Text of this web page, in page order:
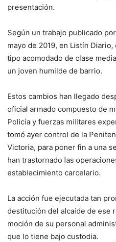
presentación.
Según un trabajo publi­cado
mayo de 2019, en Listín Diario,
tipo acomodado de clase
un joven hu­milde de barrio.
Estos cambios han lle­gado
oficial armado compuesto de
Policía y fuer­zas militares
tomó ayer control de la
Victoria, pa­ra poner fin a una
han trastornado las
establecimiento carcelario.
La acción fue ejecutada tan
destitución del alcaide de ese
moción de su personal
que lo tiene bajo cus­todia.